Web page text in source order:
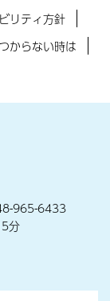
リティ方針
からない時は
965-6433
分